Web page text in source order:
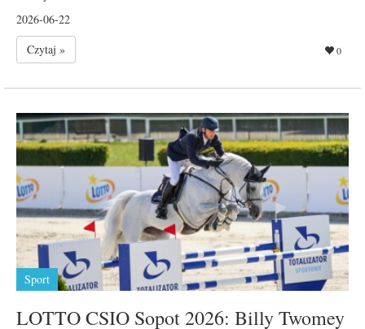
2026-06-22
Czytaj »
0
Sport
LOTTO CSIO Sopot 2026: Billy Twomey